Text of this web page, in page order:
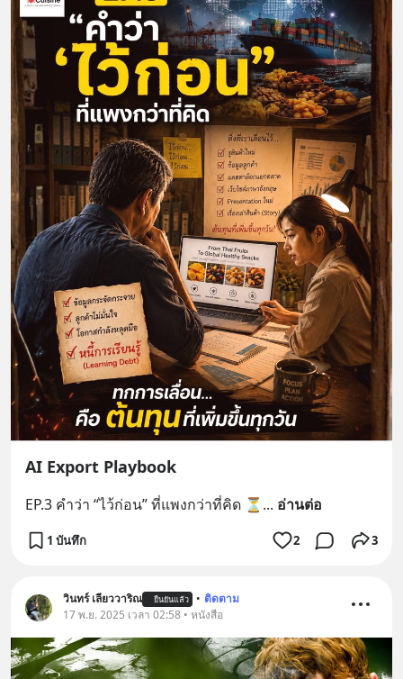
AI Export Playbook
EP.3 คำว่า “ไว้ก่อน” ที่แพงกว่าที่คิด ⏳ ... อ่านต่อ
1 บันทึก 2 3
วินทร์ เลียววาริณ ยืนยันแล้ว • ติดตาม
17 พ.ย. 2025 เวลา 02:58 • หนังสือ